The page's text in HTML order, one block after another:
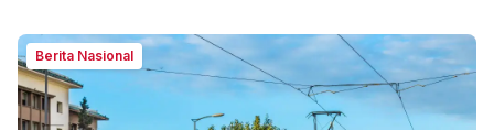
Berita Nasional